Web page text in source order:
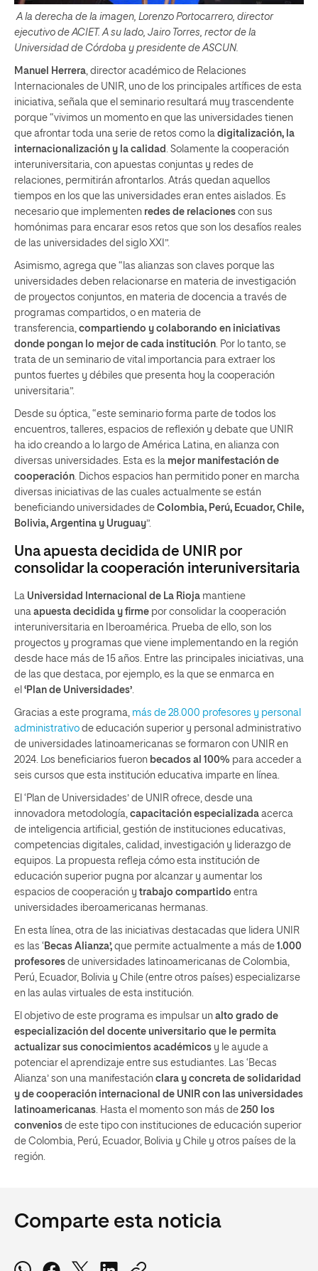
A la derecha de la imagen, Lorenzo Portocarrero, director
ejecutivo de ACIET. A su lado, Jairo Torres, rector de la
Universidad de Córdoba y presidente de ASCUN.
Manuel Herrera, director académico de Relaciones
Internacionales de UNIR, uno de los principales artífices de esta
iniciativa, señala que el seminario resultará muy trascendente
porque “vivimos un momento en que las universidades tienen
que afrontar toda una serie de retos como la digitalización, la
internacionalización y la calidad . Solamente la cooperación
interuniversitaria, con apuestas conjuntas y redes de
relaciones, permitirán afrontarlos. Atrás quedan aquellos
tiempos en los que las universidades eran entes aislados. Es
necesario que implementen redes de relaciones con sus
homónimas para encarar esos retos que son los desafíos reales
de las universidades del siglo XXI”.
Asimismo, agrega que “las alianzas son claves porque las
universidades deben relacionarse en materia de investigación
de proyectos conjuntos, en materia de docencia a través de
programas compartidos, o en materia de
transferencia, compartiendo y colaborando en iniciativas
donde pongan lo mejor de cada institución. Por lo tanto, se
trata de un seminario de vital importancia para extraer los
puntos fuertes y débiles que presenta hoy la cooperación
universitaria”.
Desde su óptica, “este seminario forma parte de todos los
encuentros, talleres, espacios de reflexión y debate que UNIR
ha ido creando a lo largo de América Latina, en alianza con
diversas universidades. Esta es la mejor manifestación de
cooperación. Dichos espacios han permitido poner en marcha
diversas iniciativas de las cuales actualmente se están
beneficiando universidades de Colombia, Perú, Ecuador, Chile,
Bolivia, Argentina y Uruguay”.
Una apuesta decidida de UNIR por
consolidar la cooperación interuniversitaria
La Universidad Internacional de La Rioja mantiene
una apuesta decidida y firme por consolidar la cooperación
interuniversitaria en Iberoamérica. Prueba de ello, son los
proyectos y programas que viene implementando en la región
desde hace más de 15 años. Entre las principales iniciativas, una
de las que destaca, por ejemplo, es la que se enmarca en
el ‘Plan de Universidades’.
Gracias a este programa, más de 28.000 profesores y personal
administrativo de educación superior y personal administrativo
de universidades latinoamericanas se formaron con UNIR en
2024. Los beneficiarios fueron becados al 100% para acceder a
seis cursos que esta institución educativa imparte en línea.
El ‘Plan de Universidades’ de UNIR ofrece, desde una
innovadora metodología, capacitación especializada acerca
de inteligencia artificial, gestión de instituciones educativas,
competencias digitales, calidad, investigación y liderazgo de
equipos. La propuesta refleja cómo esta institución de
educación superior pugna por alcanzar y aumentar los
espacios de cooperación y trabajo compartido entra
universidades iberoamericanas hermanas.
En esta línea, otra de las iniciativas destacadas que lidera UNIR
es las ‘Becas Alianza’, que permite actualmente a más de 1.000
profesores de universidades latinoamericanas de Colombia,
Perú, Ecuador, Bolivia y Chile (entre otros países) especializarse
en las aulas virtuales de esta institución.
El objetivo de este programa es impulsar un alto grado de
especialización del docente universitario que le permita
actualizar sus conocimientos académicos y le ayude a
potenciar el aprendizaje entre sus estudiantes. Las ‘Becas
Alianza’ son una manifestación clara y concreta de solidaridad
y de cooperación internacional de UNIR con las universidades
latinoamericanas. Hasta el momento son más de 250 los
convenios de este tipo con instituciones de educación superior
de Colombia, Perú, Ecuador, Bolivia y Chile y otros países de la
región.
Comparte esta noticia